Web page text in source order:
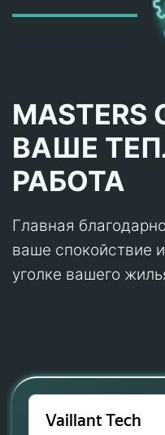
MASTERS
ВАШЕ
РАБОТА
Главная
ваше спокойствие
уголке вашего